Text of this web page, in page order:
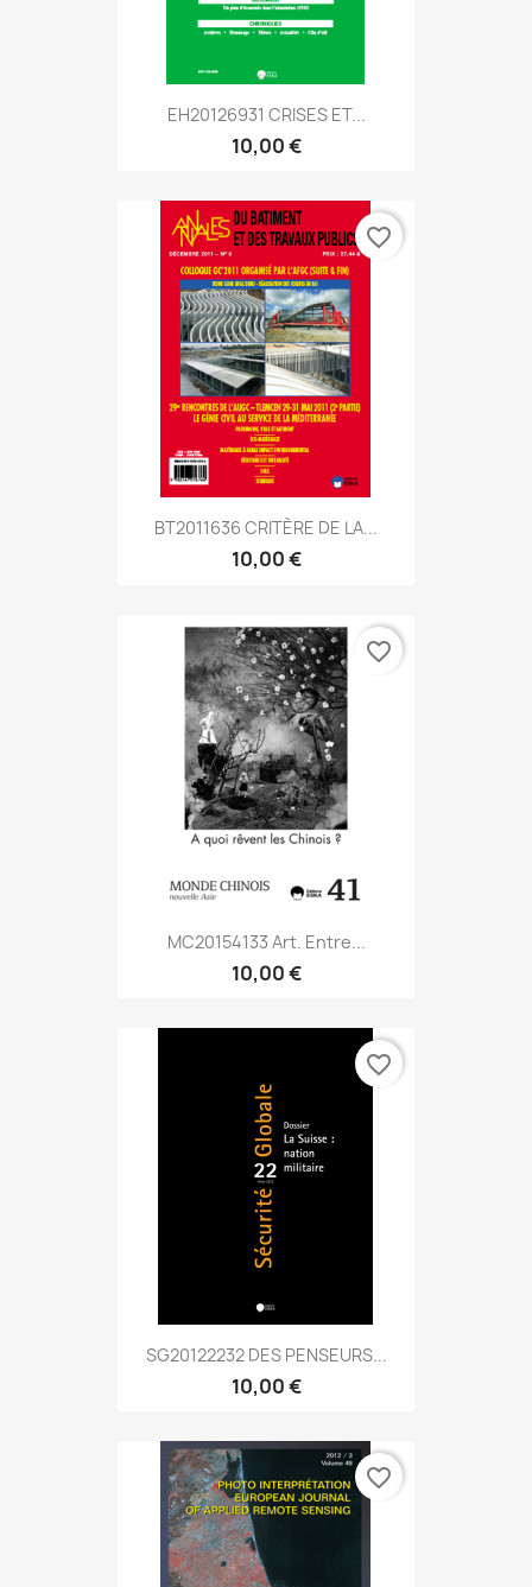
EH20126931 CRISES ET...
10,00 €
BT2011636 CRITÈRE DE LA...
10,00 €
favorite_border
MC20154133 Art. Entre...
10,00 €
favorite_border
SG20122232 DES PENSEURS...
10,00 €
favorite_border
favorite_border